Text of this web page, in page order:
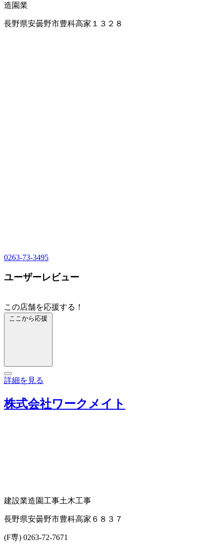
造園業
長野県安曇野市豊科高家１３２８
0263-73-3495
ユーザーレビュー
この店舗を応援する！
ここから応援
詳細を見る
株式会社ワークメイト
建設業造園工事土木工事
長野県安曇野市豊科高家６８３７
(F専) 0263-72-7671